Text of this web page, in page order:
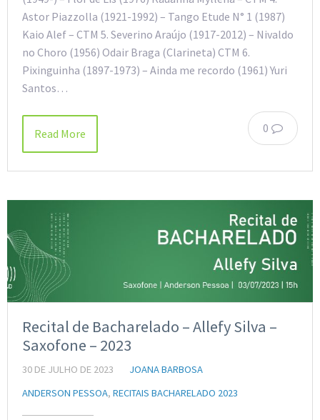
Astor Piazzolla (1921-1992) – Tango Etude N° 1 (1987)
Kaio Alef – CTM 5. Severino Araújo (1917-2012) – Nivaldo
no Choro (1956) Odair Braga (Clarineta) CTM 6.
Pixinguinha (1897-1973) – Ainda me recordo (1961) Yuri
Santos…
0
Read More
Recital de Bacharelado – Allefy Silva –
Saxofone – 2023
30 DE JULHO DE 2023
JOANA BARBOSA
ANDERSON PESSOA, RECITAIS BACHARELADO 2023